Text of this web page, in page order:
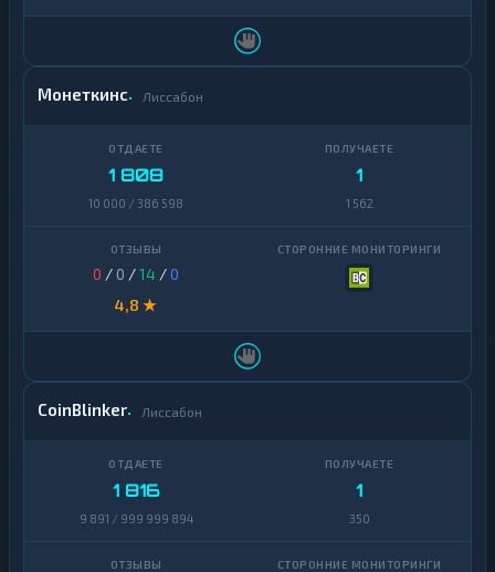
Монеткинс Лиссабон
1 808
10 000 / 386 598
1
1 562
0 / 0 /14 /0
4,8 ★
CoinBlinker Лиссабон
1 816
9 891 / 999 999 894
1
350